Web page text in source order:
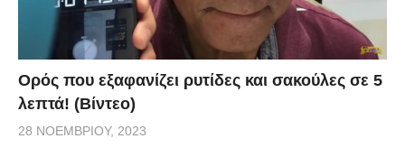
Ορός που εξαφανίζει ρυτίδες και σακούλες σε 5
λεπτά! (Βίντεο)
28 ΝΟΕΜΒΡΊΟΥ, 2023